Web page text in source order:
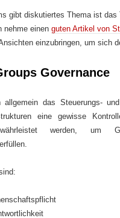
gibt diskutiertes Thema ist
nehme einen guten Artikel von
einzubringen, um sich
Governance
das Steuerungs-
eine gewisse
werden, um